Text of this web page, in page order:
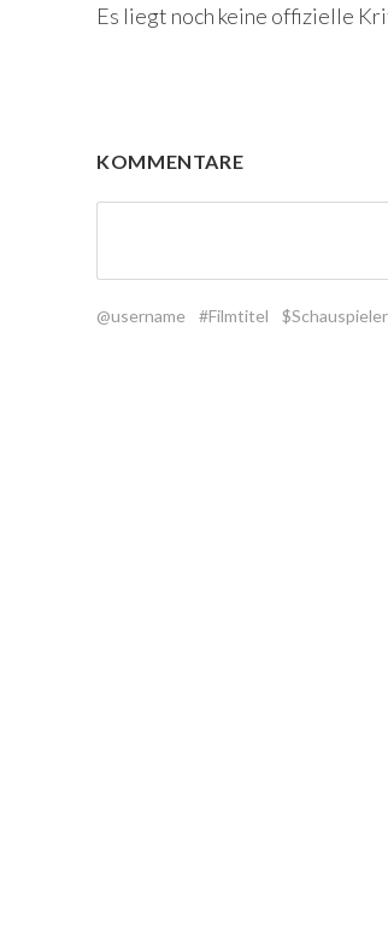
Es liegt noch keine offizielle
KOMMENTARE
@username #Filmtitel $Schauspieler